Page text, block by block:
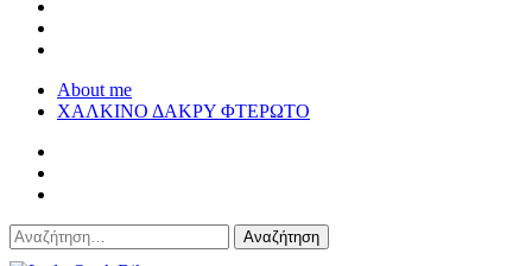
About me
ΧΑΛΚΙΝΟ ΔΑΚΡΥ ΦΤΕΡΩΤΟ
Αναζήτηση
για: